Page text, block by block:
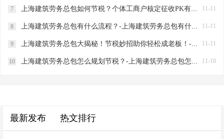
11-11
7 上海建筑劳务总包如何节税？个体工商户核定征收PK有限公司-上海建筑劳务总包如何节税
11-11
8 上海建筑劳务总包有什么流程？-上海建筑劳务总包有什么流程
11-11
9 上海建筑劳务总包大揭秘！节税妙招助你轻松成老板！-上海建筑劳务总包有什么要求
11-10
10 上海建筑劳务总包怎么规划节税？-上海建筑劳务总包怎么规划节税
最新发布 热文排行